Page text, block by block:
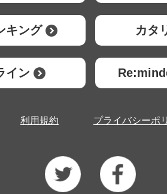
キング カタ
イン
利用規約 プライバシーポ